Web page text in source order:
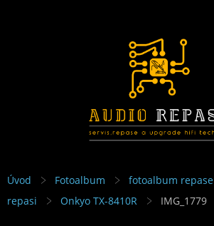
Úvod Fotoalbum fotoalbum repase
repasi
Onkyo TX-8410R IMG_1779